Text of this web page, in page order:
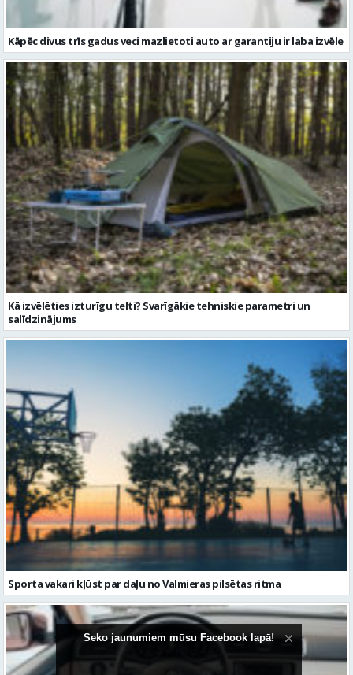
Kā izvēlēties izturīgu telti? Svarīgākie tehniskie parametri un
salīdzinājums
Sporta vakari kļūst par daļu no Valmieras pilsētas ritma
Seko jaunumiem mūsu Facebook lapā!